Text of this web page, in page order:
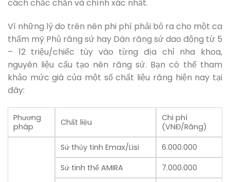
cách chắc chắn và chính xác nhất.
Vì những lý do trên nên phi phí phải bỏ ra cho một ca
thẩm mỹ Phủ răng sứ hay Dán răng sứ dao động từ 5
– 12 triệu/chiếc tùy vào từng địa chỉ nha khoa,
nguyên liệu cấu tạo nên răng sứ. Bạn có thể tham
khảo mức giá của một số chất liệu răng hiện nay tại
đây:
Phương
pháp
Chất liệu
Chi phí
(VNĐ/Răng)
Sứ thủy tinh Emax/Lisi
6.000.000
Sứ tinh thể AMIRA
7.000.000